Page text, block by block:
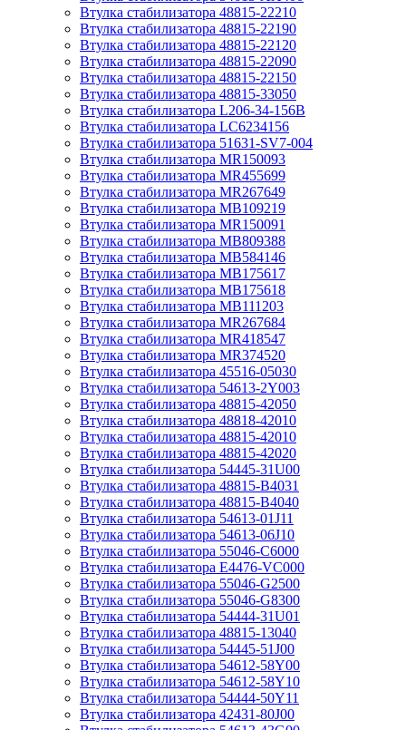
Втулка стабилизатора 48815-22210
Втулка стабилизатора 48815-22190
Втулка стабилизатора 48815-22120
Втулка стабилизатора 48815-22090
Втулка стабилизатора 48815-22150
Втулка стабилизатора 48815-33050
Втулка стабилизатора L206-34-156B
Втулка стабилизатора LC6234156
Втулка стабилизатора 51631-SV7-004
Втулка стабилизатора MR150093
Втулка стабилизатора MR455699
Втулка стабилизатора MR267649
Втулка стабилизатора MB109219
Втулка стабилизатора MR150091
Втулка стабилизатора MB809388
Втулка стабилизатора MB584146
Втулка стабилизатора MB175617
Втулка стабилизатора MB175618
Втулка стабилизатора MB111203
Втулка стабилизатора MR267684
Втулка стабилизатора MR418547
Втулка стабилизатора MR374520
Втулка стабилизатора 45516-05030
Втулка стабилизатора 54613-2Y003
Втулка стабилизатора 48815-42050
Втулка стабилизатора 48818-42010
Втулка стабилизатора 48815-42010
Втулка стабилизатора 48815-42020
Втулка стабилизатора 54445-31U00
Втулка стабилизатора 48815-B4031
Втулка стабилизатора 48815-B4040
Втулка стабилизатора 54613-01J11
Втулка стабилизатора 54613-06J10
Втулка стабилизатора 55046-C6000
Втулка стабилизатора E4476-VC000
Втулка стабилизатора 55046-G2500
Втулка стабилизатора 55046-G8300
Втулка стабилизатора 54444-31U01
Втулка стабилизатора 48815-13040
Втулка стабилизатора 54445-51J00
Втулка стабилизатора 54612-58Y00
Втулка стабилизатора 54612-58Y10
Втулка стабилизатора 54444-50Y11
Втулка стабилизатора 42431-80J00